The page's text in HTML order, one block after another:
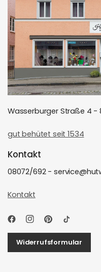
Wasserburger Straße 4 -
gut behütet seit 1534
Kontakt
08072/692 -
Kontakt
Widerrufsformular